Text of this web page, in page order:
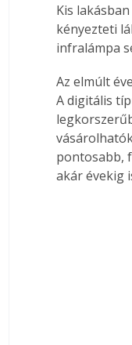
Kis
kényezteti
infralámpa
Az elmúlt
A digitális
pontosabb,
akár évekig